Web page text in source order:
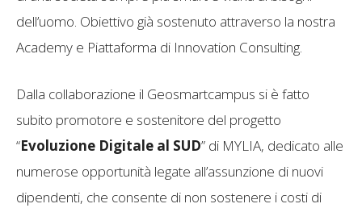
dell’uomo. Obiettivo già sostenuto attraverso la nostra
Academy e Piattaforma di Innovation Consulting.
Dalla collaborazione il Geosmartcampus si è fatto
subito promotore e sostenitore del progetto
“Evoluzione Digitale al SUD” di MYLIA, dedicato alle
numerose opportunità legate all’assunzione di nuovi
dipendenti, che consente di non sostenere i costi di